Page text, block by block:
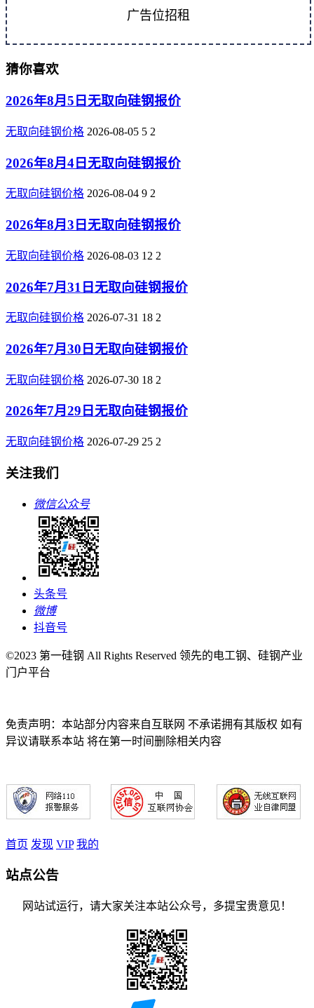
广告位招租
猜你喜欢
2026年8月5日无取向硅钢报价
无取向硅钢价格 2026-08-05 5 2
2026年8月4日无取向硅钢报价
无取向硅钢价格 2026-08-04 9 2
2026年8月3日无取向硅钢报价
无取向硅钢价格 2026-08-03 12 2
2026年7月31日无取向硅钢报价
无取向硅钢价格 2026-07-31 18 2
2026年7月30日无取向硅钢报价
无取向硅钢价格 2026-07-30 18 2
2026年7月29日无取向硅钢报价
无取向硅钢价格 2026-07-29 25 2
关注我们
微信公众号
头条号
微博
抖音号
©2023 第一硅钢 All Rights Reserved 领先的电工钢、硅钢产业
门户平台
免责声明：本站部分内容来自互联网 不承诺拥有其版权 如有
异议请联系本站 将在第一时间删除相关内容
首页 发现 VIP 我的
站点公告
网站试运行，请大家关注本站公众号，多提宝贵意见！